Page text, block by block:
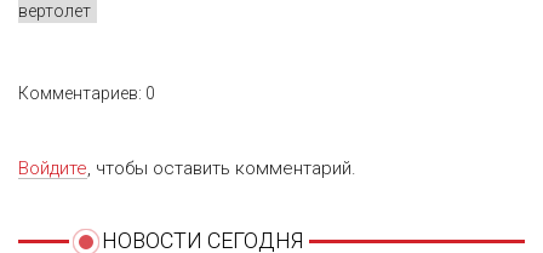
вертолет
Комментариев: 0
Войдите, чтобы оставить комментарий.
НОВОСТИ СЕГОДНЯ